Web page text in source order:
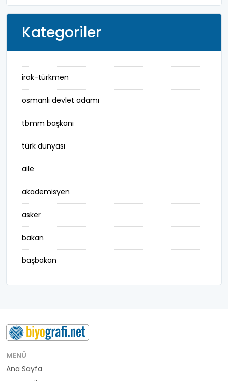
Kategoriler
irak-türkmen
osmanlı devlet adamı
tbmm başkanı
türk dünyası
aile
akademisyen
asker
bakan
başbakan
belediye başkanı
buluş
bürokrat
büyükelçi
MENÜ
Ana Sayfa